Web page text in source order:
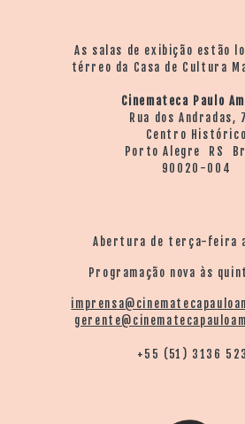
As salas de exibição estão
térreo da Casa de Cultura
Cinemateca Paulo
Rua dos Andradas,
Centro Histórico
Porto Alegre RS
90020-004
Abertura de terça-feira a
Programação nova às
+55 (51) 3136